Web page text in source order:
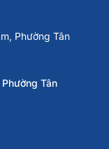
Phường Tân
Tân